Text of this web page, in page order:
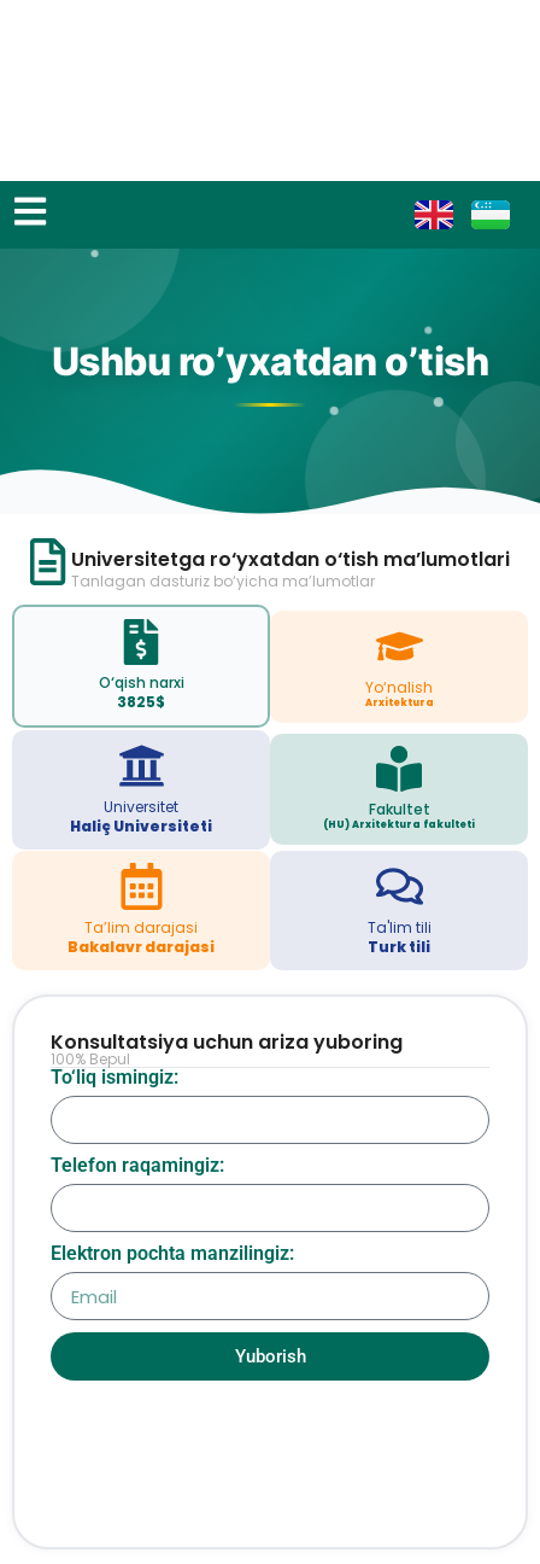
Ushbu ro’yxatdan o’tish
Universitetga ro‘yxatdan o‘tish ma’lumotlari
Tanlagan dasturiz bo‘yicha ma’lumotlar
O‘qish narxi
3825$
Yo‘nalish
Arxitektura
Universitet
Haliç Universiteti
Fakultet
(HU) Arxitektura fakulteti
Ta’lim darajasi
Bakalavr darajasi
Ta'lim tili
Turk tili
To‘liq ismingiz:
Telefon raqamingiz:
Elektron pochta manzilingiz:
Yuborish
Konsultatsiya uchun ariza yuboring
100% Bepul